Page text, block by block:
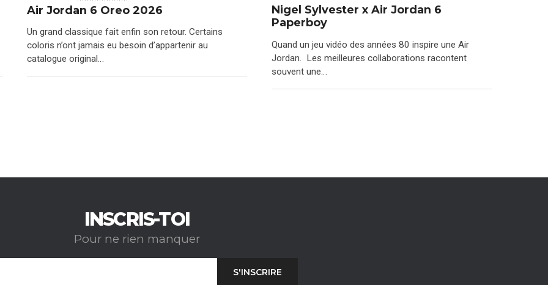
Air Jordan 6 Oreo 2026
Un grand classique fait enfin son retour. Certains
coloris n’ont jamais eu besoin d’appartenir au
catalogue original…
Nigel Sylvester x Air Jordan 6
Paperboy
Quand un jeu vidéo des années 80 inspire une Air
Jordan. Les meilleures collaborations racontent
souvent une…
INSCRIS-TOI
Pour ne rien manquer